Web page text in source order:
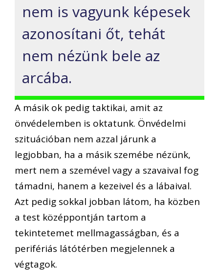
nem is vagyunk képesek
azonosítani őt, tehát
nem nézünk bele az
arcába.
A másik ok pedig taktikai, amit az
önvédelemben is oktatunk. Önvédelmi
szituációban nem azzal járunk a
legjobban, ha a másik szemébe nézünk,
mert nem a szemével vagy a szavaival fog
támadni, hanem a kezeivel és a lábaival.
Azt pedig sokkal jobban látom, ha közben
a test középpontján tartom a
tekintetemet mellmagasságban, és a
perifériás látótérben megjelennek a
végtagok.